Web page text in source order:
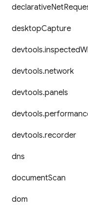
declarativeNet
desktopCapture
devtools.inspected
devtools.network
devtools.panels
devtools.
devtools.recorder
dns
documentScan
dom